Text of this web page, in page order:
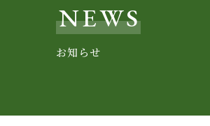
NEWS
お知らせ